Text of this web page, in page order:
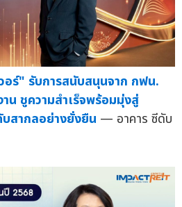
อร์" รับการสนับสนุนจาก กฟน.
น ชูความสำเร็จพร้อมมุ่งสู่
บสากลอย่างยั่งยืน — อาคาร ซีดับ